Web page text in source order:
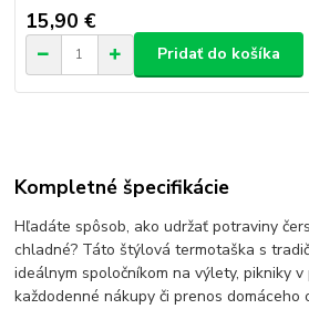
15,90 €
Pridať do košíka
Kompletné špecifikácie
Hľadáte spôsob, ako udržať potraviny
chladné? Táto štýlová termotaška s
ideálnym spoločníkom na výlety, pikniky
každodenné nákupy či prenos domáceho